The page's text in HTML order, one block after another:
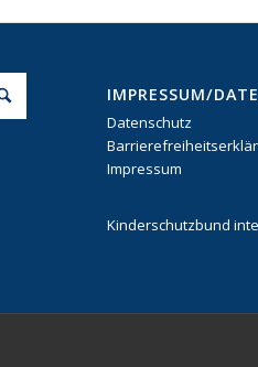
IMPRESSUM/
Datenschutz
Impressum
Kinderschutzbund